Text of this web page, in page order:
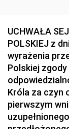
UCHWAŁA
POLSKIEJ z
wyrażenia
Polskiej
Króla za czyn
pierwszym